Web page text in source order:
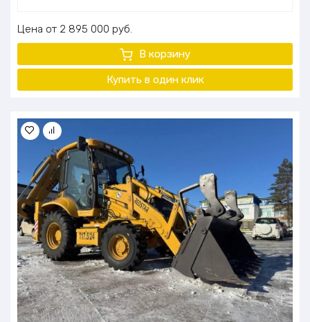
Цена 2 895 000 руб.
В корзину
Купить в один клик